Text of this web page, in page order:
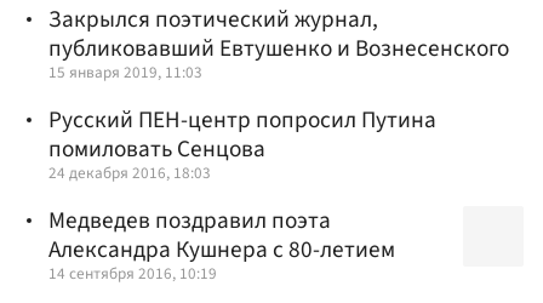
Закрылся поэтический журнал,
публиковавший Евтушенко и Вознесенского
15 января 2019, 11:03
Русский ПЕН-центр попросил Путина
помиловать Сенцова
24 декабря 2016, 18:03
Медведев поздравил поэта
Александра Кушнера с 80-летием
14 сентября 2016, 10:19